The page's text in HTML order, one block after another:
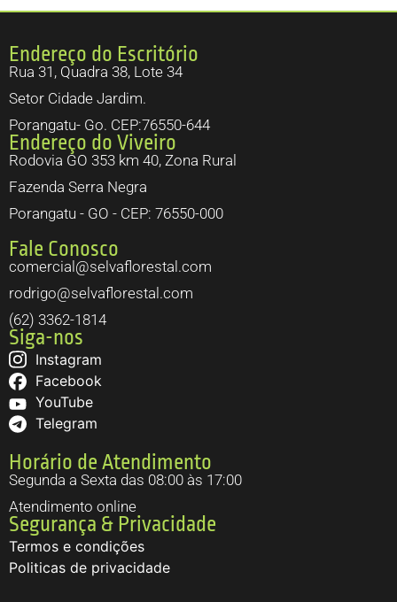
Endereço do Escritório
Rua 31, Quadra 38, Lote 34
Setor Cidade Jardim.
Porangatu- Go. CEP:76550-644
Endereço do Viveiro
Rodovia GO 353 km 40, Zona Rural
Fazenda Serra Negra
Porangatu - GO - CEP: 76550-000
Fale Conosco
comercial@selvaflorestal.com
rodrigo@selvaflorestal.com
(62) 3362-1814
Siga-nos
Instagram
Facebook
YouTube
Telegram
Horário de Atendimento
Segunda a Sexta das 08:00 às 17:00
Atendimento online
Segurança & Privacidade
Termos e condições
Politicas de privacidade